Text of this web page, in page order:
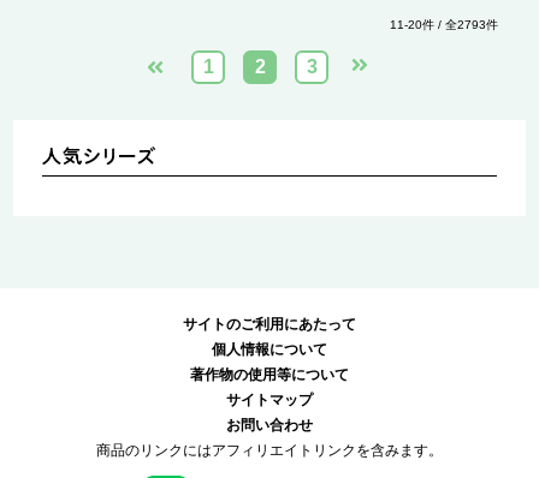
11-20件 / 全2793件
1 2 3
サイトのご利用にあたって
個人情報について
著作物の使用等について
サイトマップ
お問い合わせ
商品のリンクにはアフィリエイトリンクを含みます。